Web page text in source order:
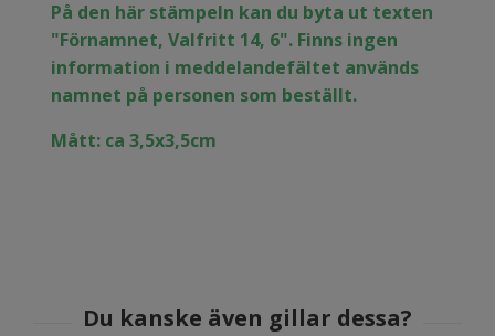
På den här stämpeln kan du byta ut texten
"Förnamnet, Valfritt 14, 6". Finns ingen
information i meddelandefältet används
namnet på personen som beställt.
Mått: ca 3,5x3,5cm